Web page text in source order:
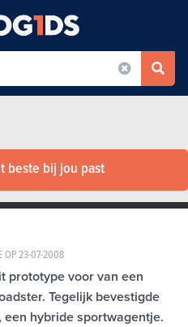
beste bij jou past
OP 23-07-2008
prototype voor van een
Tegelijk bevestigde
een hybride sportwagentje.